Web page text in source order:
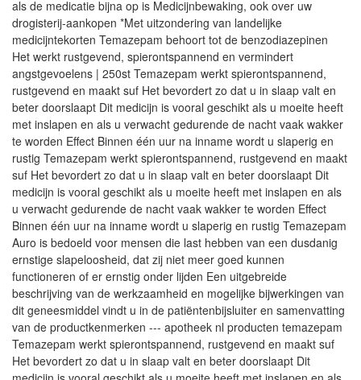
als de medicatie bijna op is Medicijnbewaking, ook over uw
drogisterij-aankopen *Met uitzondering van landelijke
medicijntekorten Temazepam behoort tot de benzodiazepinen
Het werkt rustgevend, spierontspannend en vermindert
angstgevoelens | 250st Temazepam werkt spierontspannend,
rustgevend en maakt suf Het bevordert zo dat u in slaap valt en
beter doorslaapt Dit medicijn is vooral geschikt als u moeite heeft
met inslapen en als u verwacht gedurende de nacht vaak wakker
te worden Effect Binnen één uur na inname wordt u slaperig en
rustig Temazepam werkt spierontspannend, rustgevend en maakt
suf Het bevordert zo dat u in slaap valt en beter doorslaapt Dit
medicijn is vooral geschikt als u moeite heeft met inslapen en als
u verwacht gedurende de nacht vaak wakker te worden Effect
Binnen één uur na inname wordt u slaperig en rustig Temazepam
Auro is bedoeld voor mensen die last hebben van een dusdanig
ernstige slapeloosheid, dat zij niet meer goed kunnen
functioneren of er ernstig onder lijden Een uitgebreide
beschrijving van de werkzaamheid en mogelijke bijwerkingen van
dit geneesmiddel vindt u in de patiëntenbijsluiter en samenvatting
van de productkenmerken --- apotheek nl producten temazepam
Temazepam werkt spierontspannend, rustgevend en maakt suf
Het bevordert zo dat u in slaap valt en beter doorslaapt Dit